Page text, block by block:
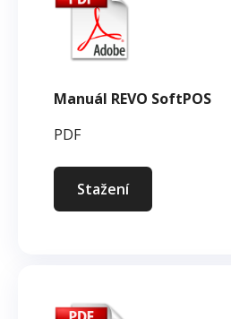
Manuál REVO SoftPOS
PDF
Stažení